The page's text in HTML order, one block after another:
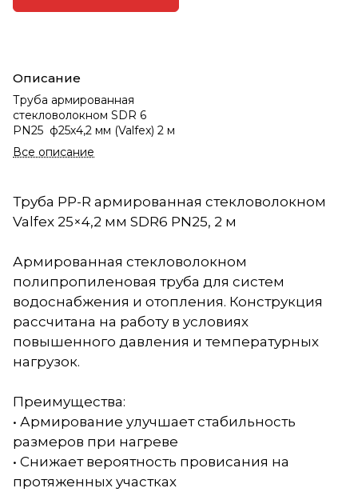
Описание
Труба армированная
стекловолокном SDR 6
PN25 ф25х4,2 мм (Valfex) 2 м
Все описание
Труба PP-R армированная стекловолокном
Valfex 25×4,2 мм SDR6 PN25, 2 м
Армированная стекловолокном
полипропиленовая труба для систем
водоснабжения и отопления. Конструкция
рассчитана на работу в условиях
повышенного давления и температурных
нагрузок.
Преимущества:
• Армирование улучшает стабильность
размеров при нагреве
• Снижает вероятность провисания на
протяженных участках